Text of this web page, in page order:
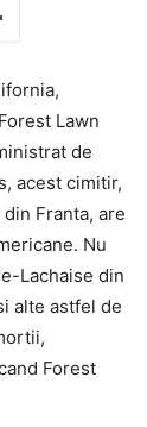
Lawn
de
acest cimitir,
Franta, are
Nu
Lachaise din
alte astfel de
Forest